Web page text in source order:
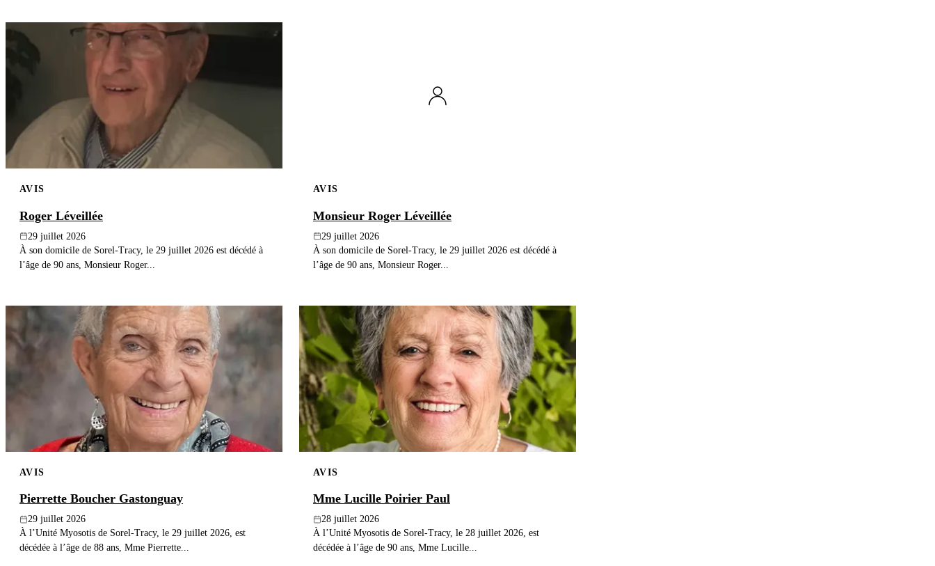
AVIS
Roger Léveillée
29 juillet 2026
À son domicile de Sorel-Tracy, le 29 juillet 2026 est décédé à
l’âge de 90 ans, Monsieur Roger...
AVIS
Monsieur Roger Léveillée
29 juillet 2026
À son domicile de Sorel-Tracy, le 29 juillet 2026 est décédé à
l’âge de 90 ans, Monsieur Roger...
AVIS
Pierrette Boucher Gastonguay
29 juillet 2026
À l’Unité Myosotis de Sorel-Tracy, le 29 juillet 2026, est
décédée à l’âge de 88 ans, Mme Pierrette...
AVIS
Mme Lucille Poirier Paul
28 juillet 2026
À l’Unité Myosotis de Sorel-Tracy, le 28 juillet 2026, est
décédée à l’âge de 90 ans, Mme Lucille...